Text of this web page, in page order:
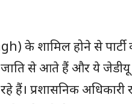
के शामिल होने से पार्टी
से आते हैं और ये जेडीयू
हैं। प्रशासनिक अधिकारी